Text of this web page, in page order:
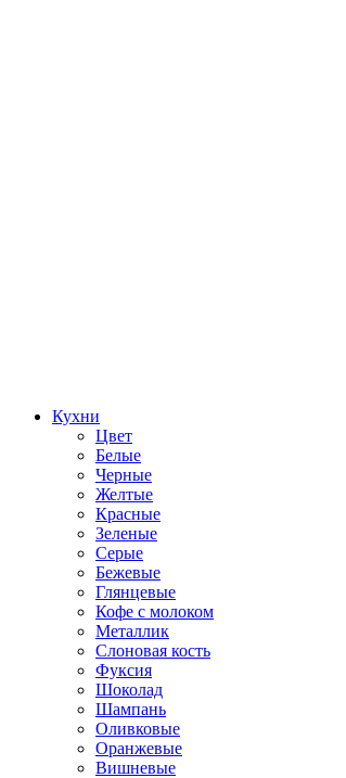
Кухни
Цвет
Белые
Черные
Желтые
Красные
Зеленые
Серые
Бежевые
Глянцевые
Кофе с молоком
Металлик
Слоновая кость
Фуксия
Шоколад
Шампань
Оливковые
Оранжевые
Вишневые